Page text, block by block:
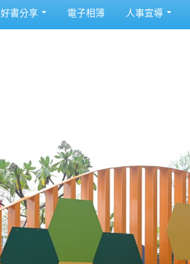
好書分享 電子相簿 人事宣導